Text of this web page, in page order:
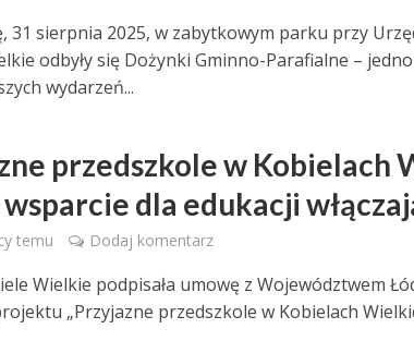
31 sierpnia 2025, w zabytkowym parku przy
odbyły się Dożynki Gminno-Parafialne –
wydarzeń...
przedszkole w Kobielach
wsparcie dla edukacji
temu Dodaj komentarz
Wielkie podpisała umowę z Województwem
„Przyjazne przedszkole w Kobielach